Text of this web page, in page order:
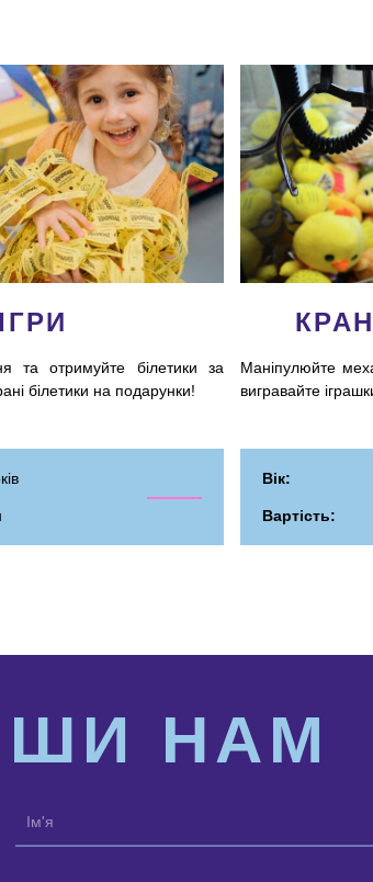
та отримуйте білетики за
білетики на подарунки!
Маніпулюйте
вигравайте
Вік:
Вартість:
НАМ